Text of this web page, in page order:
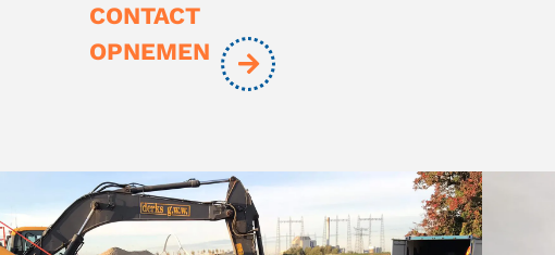
CONTACT
OPNEMEN